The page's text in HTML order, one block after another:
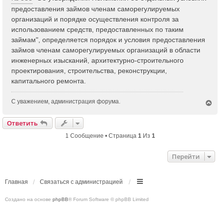
предоставления займов членам саморегулируемых
организаций и порядке осуществления контроля за
использованием средств, предоставленных по таким
займам", определяется порядок и условия предоставления
займов членам саморегулируемых организаций в области
инженерных изысканий, архитектурно-строительного
проектирования, строительства, реконструкции,
капитального ремонта.
С уважением, администрация форума.
ь
я
Ответить
1 Сообщение • Страница 1 Из 1
Перейти
Главная Связаться с администрацией
Создано на основе phpBB® Forum Software © phpBB Limited